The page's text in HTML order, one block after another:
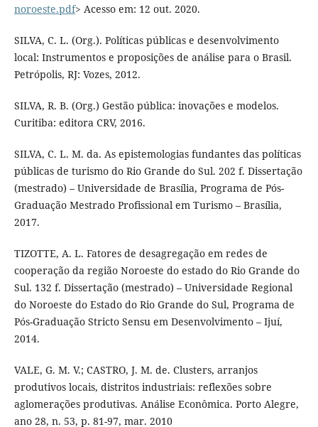
noroeste.pdf> Acesso em: 12 out. 2020.
SILVA, C. L. (Org.). Políticas públicas e desenvolvimento
local: Instrumentos e proposições de análise para o Brasil.
Petrópolis, RJ: Vozes, 2012.
SILVA, R. B. (Org.) Gestão pública: inovações e modelos.
Curitiba: editora CRV, 2016.
SILVA, C. L. M. da. As epistemologias fundantes das políticas
públicas de turismo do Rio Grande do Sul. 202 f. Dissertação
(mestrado) – Universidade de Brasília, Programa de Pós-
Graduação Mestrado Profissional em Turismo – Brasília,
2017.
TIZOTTE, A. L. Fatores de desagregação em redes de
cooperação da região Noroeste do estado do Rio Grande do
Sul. 132 f. Dissertação (mestrado) – Universidade Regional
do Noroeste do Estado do Rio Grande do Sul, Programa de
Pós-Graduação Stricto Sensu em Desenvolvimento – Ijuí,
2014.
VALE, G. M. V.; CASTRO, J. M. de. Clusters, arranjos
produtivos locais, distritos industriais: reflexões sobre
aglomerações produtivas. Análise Econômica. Porto Alegre,
ano 28, n. 53, p. 81-97, mar. 2010